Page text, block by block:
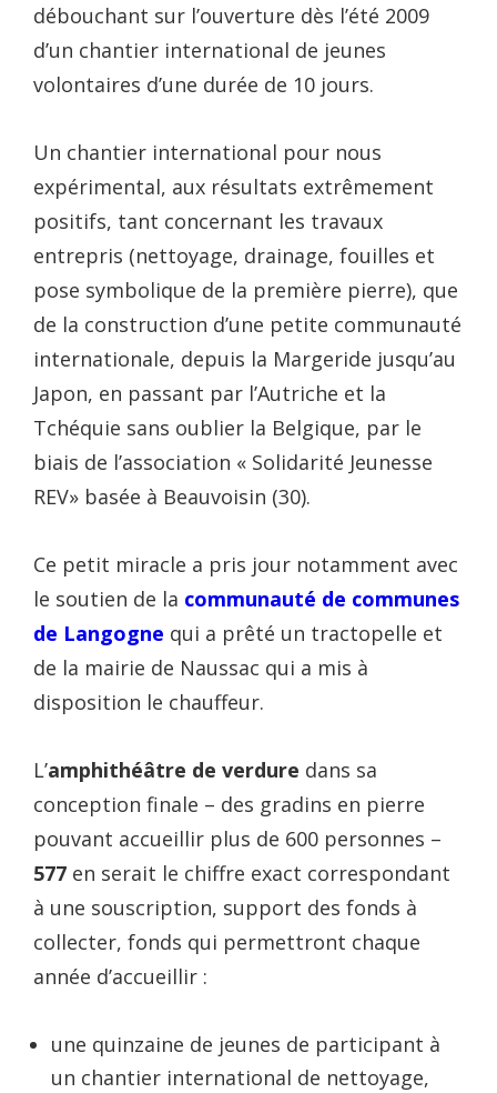
débouchant sur l’ouverture dès l’été 2009
d’un chantier international de jeunes
volontaires d’une durée de 10 jours.
Un chantier international pour nous
expérimental, aux résultats extrêmement
positifs, tant concernant les travaux
entrepris (nettoyage, drainage, fouilles et
pose symbolique de la première pierre), que
de la construction d’une petite communauté
internationale, depuis la Margeride jusqu’au
Japon, en passant par l’Autriche et la
Tchéquie sans oublier la Belgique, par le
biais de l’association « Solidarité Jeunesse
REV» basée à Beauvoisin (30).
Ce petit miracle a pris jour notamment avec
le soutien de la communauté de communes
de Langogne qui a prêté un tractopelle et
de la mairie de Naussac qui a mis à
disposition le chauffeur.
L’amphithéâtre de verdure dans sa
conception finale – des gradins en pierre
pouvant accueillir plus de 600 personnes –
577 en serait le chiffre exact correspondant
à une souscription, support des fonds à
collecter, fonds qui permettront chaque
année d’accueillir :
une quinzaine de jeunes de participant à
un chantier international de nettoyage,